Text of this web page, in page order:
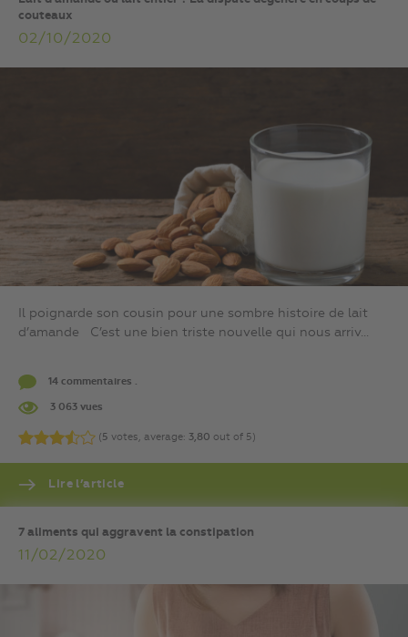
couteaux
02/10/2020
Il poignarde son cousin pour une sombre histoire de lait
d’amande C’est une bien triste nouvelle qui nous arriv...
14 commentaires .
3 063 vues
(5 votes, average: 3,80 out of 5)
Lire l’article
7 aliments qui aggravent la constipation
11/02/2020